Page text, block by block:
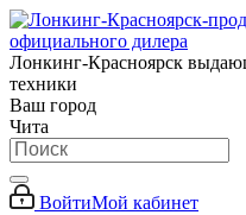
Лонкинг-Красноярск
техники
Ваш город
Чита
ВойтиМой кабинет